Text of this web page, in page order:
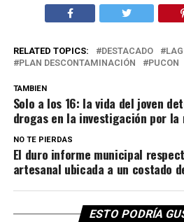
RELATED TOPICS: DESTACADO
PLAN DESCONTAMINACIÓN
PUCON
TAMBIEN
Solo a los 16: la vida del joven
drogas en la investigación por
NO TE PIERDAS
El duro informe municipal
artesanal ubicada a un costado
ESTO PODRÍA